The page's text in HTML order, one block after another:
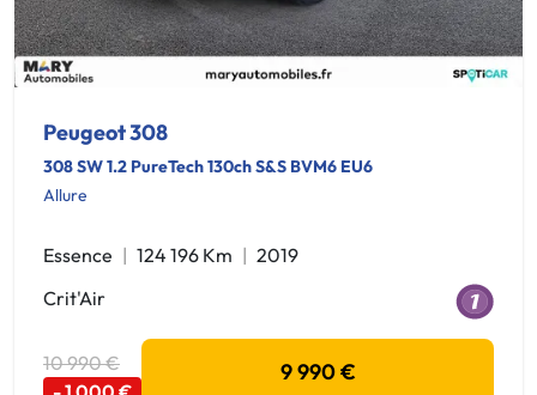
Peugeot 308
308 SW 1.2 PureTech 130ch S&S BVM6 EU6
Allure
Essence 124 196 Km
2019
Crit'Air
10 990 €
9 990 €